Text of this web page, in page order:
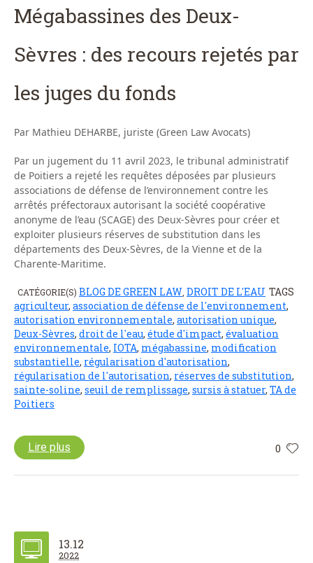
Mégabassines des Deux-
Sèvres : des recours rejetés par
les juges du fonds
Par Mathieu DEHARBE, juriste (Green Law Avocats)
Par un jugement du 11 avril 2023, le tribunal administratif
de Poitiers a rejeté les requêtes déposées par plusieurs
associations de défense de l’environnement contre les
arrêtés préfectoraux autorisant la société coopérative
anonyme de l’eau (SCAGE) des Deux-Sèvres pour créer et
exploiter plusieurs réserves de substitution dans les
départements des Deux-Sèvres, de la Vienne et de la
Charente-Maritime.
CATÉGORIE(S) BLOG DE GREEN LAW DROIT DE L'EAU TAGS
agriculteur, association de défense de l'environnement,
autorisation environnementale, autorisation unique,
Deux-Sèvres, droit de l'eau, étude d'impact, évaluation
environnementale, IOTA, mégabassine, modification
substantielle, régularisation d'autorisation,
régularisation de l'autorisation, réserves de substitution,
sainte-soline, seuil de remplissage, sursis à statuer, TA de
Poitiers
0
Lire plus
13.12
2022